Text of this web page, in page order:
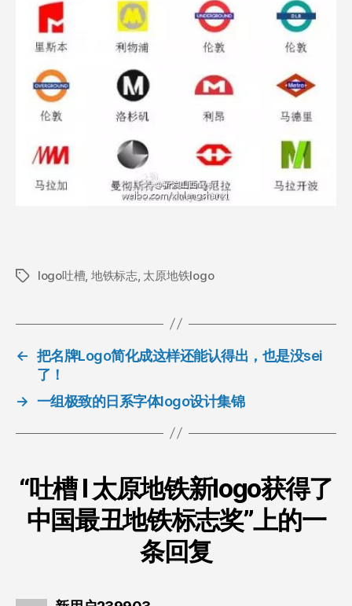
标
logo吐槽, 地铁标志, 太原地铁logo
← 把名牌Logo简化成这样还能认得出，也是没sei
了！
→ 一组极致的日系字体logo设计集锦
“吐槽 l 太原地铁新logo获得了
中国最丑地铁标志奖”上的一
条回复